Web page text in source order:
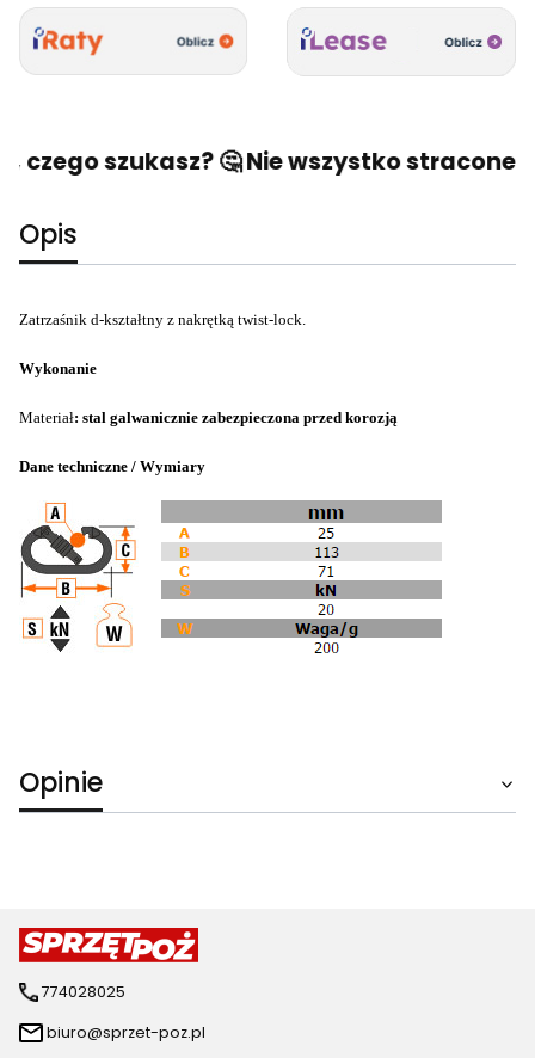
czego szukasz? 🤔 Nie wszystko stracone!
Opis
Zatrzaśnik d-kształtny z nakrętką twist-lock.
Wykonanie
Materiał: stal galwanicznie zabezpieczona przed korozją
Dane techniczne / Wymiary
Opinie
774028025
biuro@sprzet-poz.pl